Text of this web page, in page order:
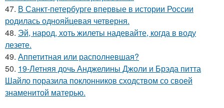
47. В Санкт-петербурге впервые в истории России
родилась однояйцевая четверня.
48. Эй, народ, хоть жилеты надевайте, когда в воду
лезете.
49. Аппетитная или располневшая?
50. 19-Летняя дочь Анджелины Джоли и Брэда питта
Шайло поразила поклонников сходством со своей
знаменитой матерью.